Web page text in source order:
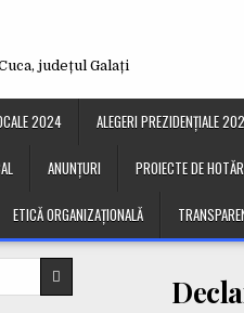
județul Galați
2024 ALEGERI PREZIDENȚIALE
ANUNȚURI PROIECTE DE
ETICĂ ORGANIZAȚIONALĂ